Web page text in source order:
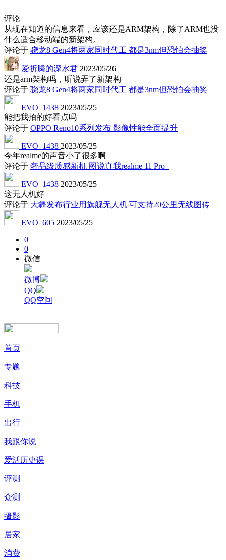
评论
从现在知道的信息来看，应该还是ARM架构，除了ARM也没
什么适合移动端的新架构。
评论于 骁龙8 Gen4将两家同时代工 都是3nm但恐怕会抽奖
爱折腾的深水君 2023/05/26
还是arm架构吗，听说弄了新架构
评论于 骁龙8 Gen4将两家同时代工 都是3nm但恐怕会抽奖
EVO_1438 2023/05/25
能把我拍的好看点吗
评论于 OPPO Reno10系列发布 影像性能全面提升
EVO_1438 2023/05/25
今年realme的声音小了很多啊
评论于 奢品级质感新机 图说真我realme 11 Pro+
EVO_1438 2023/05/25
这无人机好
评论于 大疆发布行业用旗舰无人机 可支持20公里无线图传
EVO_605 2023/05/25
0
0
微信
微博
QQ
QQ空间
首页
专题
科技
手机
出行
我跟你说
爱活历史课
评测
众测
摄影
居家
消费